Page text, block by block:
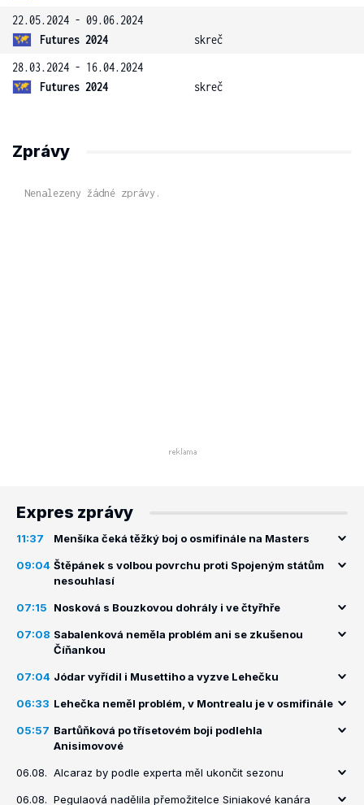
22.05.2024 - 09.06.2024
Futures 2024
skreč
28.03.2024 - 16.04.2024
Futures 2024
skreč
Zprávy
Nenalezeny žádné zprávy.
Expres zprávy
11:37 Menšíka čeká těžký boj o osmifinále na Masters
09:04 Štěpánek s volbou povrchu proti Spojeným státům
nesouhlasí
07:15 Nosková s Bouzkovou dohrály i ve čtyřhře
07:08 Sabalenková neměla problém ani se zkušenou
Číňankou
07:04 Jódar vyřídil i Musettiho a vyzve Lehečku
06:33 Lehečka neměl problém, v Montrealu je v osmifinále
05:57 Bartůňková po třísetovém boji podlehla
Anisimovové
06.08. Alcaraz by podle experta měl ukončit sezonu
06.08. Pegulaová nadělila přemožitelce Siniakové kanára